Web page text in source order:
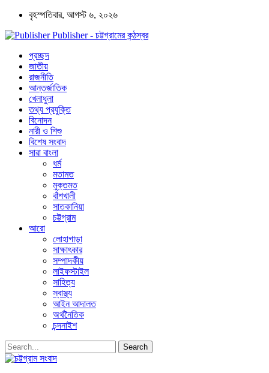
বৃহস্পতিবার, আগস্ট ৬, ২০২৬
Publisher - চট্টগ্রামের কন্ঠস্বর
প্রচ্ছদ
জাতীয়
রাজনীতি
আন্তর্জাতিক
খেলাধুলা
তথ্য প্রযুক্তি
বিনোদন
নারী ও শিশু
বিশেষ সংবাদ
সারা বাংলা
ধর্ম
মতামত
মুক্তমত
বাঁশখালী
সাতকানিয়া
চট্টগ্রাম
আরো
লোহাগাড়া
সাক্ষাৎকার
সম্পাদকীয়
লাইফস্টাইল
সাহিত্য
স্বাস্থ্য
আইন আদালত
অর্থনৈতিক
চন্দনাইশ